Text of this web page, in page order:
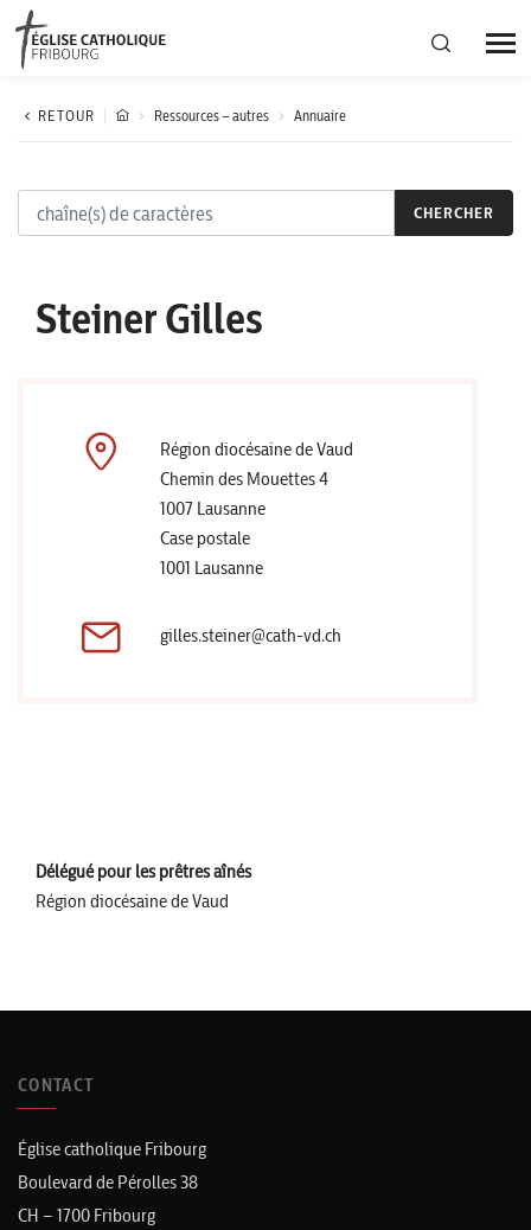
Région diocésaine
Actualités
RETOUR Ressources – autres Annuaire
CHERCHER
Steiner Gilles
Région diocésaine de Vaud
Chemin des Mouettes 4
1007 Lausanne
Case postale
1001 Lausanne
gilles.steiner@cath-vd.ch
Délégué pour les prêtres aînés
Région diocésaine de Vaud
CONTACT
Église catholique Fribourg
Boulevard de Pérolles 38
CH – 1700 Fribourg